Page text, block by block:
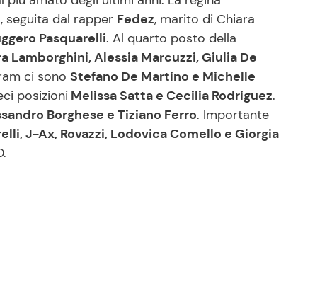
, seguita dal rapper Fedez, marito di Chiara
Pasquarelli. Al quarto posto della
Lamborghini, Alessia Marcuzzi, Giulia De
ci sono Stefano De Martino e Michelle
posizioni Melissa Satta e Cecilia Rodriguez.
Borghese e Tiziano Ferro. Importante
J-Ax, Rovazzi, Lodovica Comello e Giorgia